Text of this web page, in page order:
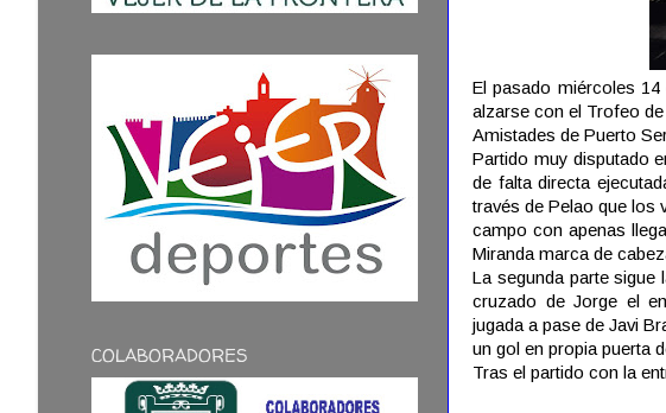
El pasado miércoles
alzarse con el Trofeo
Amistades de Puerto
Partido muy disputado
de falta directa
través de Pelao que los
campo con apenas
Miranda marca de
La segunda parte sigue
cruzado de Jorge el
jugada a pase de Javi
un gol en propia puerta
Tras el partido con la
COLABORADORES